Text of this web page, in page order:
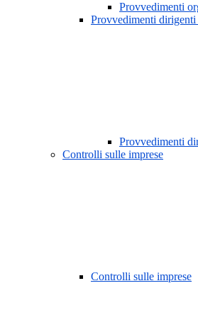
Provvedimenti
Provvedimenti
Provvedimenti
Controlli sulle imprese
Controlli sulle imprese